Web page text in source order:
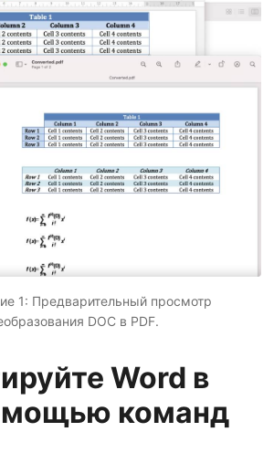
1: Предварительный просмотр
DOC в PDF.
Word в
команд